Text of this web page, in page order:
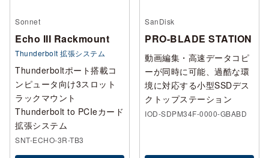
Sonnet
Echo III Rackmount
Thunderbolt 拡張システム
Thunderboltポート搭載コ
ンピュータ向け3スロット
ラックマウント
Thunderbolt to PCIeカード
拡張システム
SNT-ECHO-3R-TB3
SanDisk
PRO-BLADE STATION
動画編集・高速データコピ
ーが同時に可能、過酷な環
境に対応する小型SSDデス
クトップステーション
IOD-SDPM34F-0000-GBABD